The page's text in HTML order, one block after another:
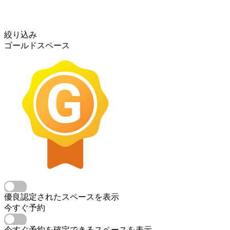
絞り込み
ゴールドスペース
優良認定されたスペースを表示
今すぐ予約